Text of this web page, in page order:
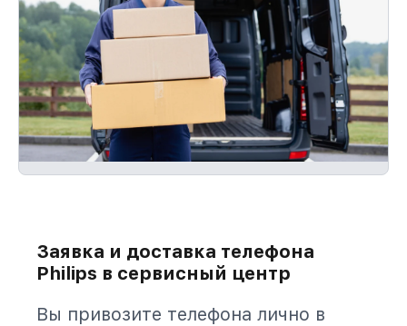
Заявка и доставка телефона
Philips в сервисный центр
Вы привозите телефона лично в